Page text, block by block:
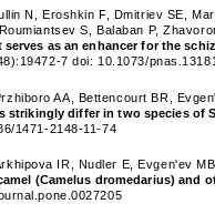
N, Eroshkin F, Dmitriev SE,
S, Balaban P,
as an enhancer for the
7 doi: 10.1073/
AA, Bettencourt BR,
strikingly differ in two species
1471-2148-11-74
IR, Nudler E, Evgen'ev
(Camelus dromedarius) and
и ни при каких условиях
статьи 437 ГК РФ.
указывается в документе на